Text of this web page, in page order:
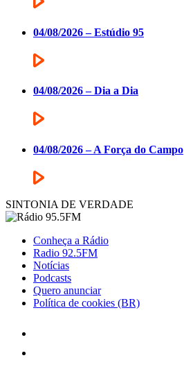
04/08/2026 – Estúdio 95
04/08/2026 – Dia a Dia
04/08/2026 – A Força do Campo
SINTONIA DE VERDADE
Conheça a Rádio
Radio 92.5FM
Notícias
Podcasts
Quero anunciar
Política de cookies (BR)